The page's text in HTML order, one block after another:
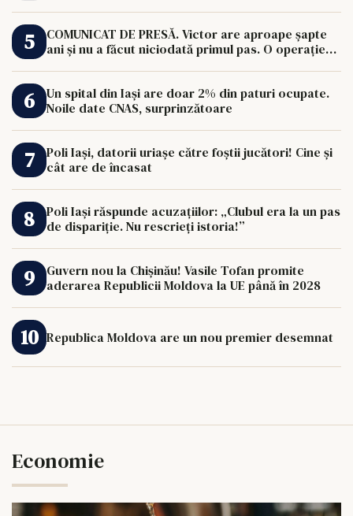
COMUNICAT DE PRESĂ. Victor are aproape șapte
ani și nu a făcut niciodată primul pas. O operație
Un spital din Iași are doar 2% din paturi ocupate.
Noile date CNAS, surprinzătoare
Poli Iași, datorii uriașe către foștii jucători! Cine și
cât are de încasat
Poli Iași răspunde acuzațiilor: „Clubul era la un pas
de dispariție. Nu rescrieți istoria!”
Guvern nou la Chișinău! Vasile Tofan promite
aderarea Republicii Moldova la UE până în 2028
Republica Moldova are un nou premier desemnat
Economie